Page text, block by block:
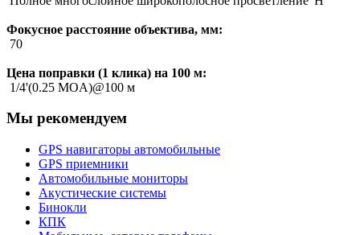
Фокусное расстояние объектива, мм:
70
Цена поправки (1 клика) на 100 м:
1/4'(0.25 MOA)@100 м
Мы рекомендуем
GPS навигаторы автомобильные
GPS приемники
Автомобильные мониторы
Акустические системы
Бинокли
КПК